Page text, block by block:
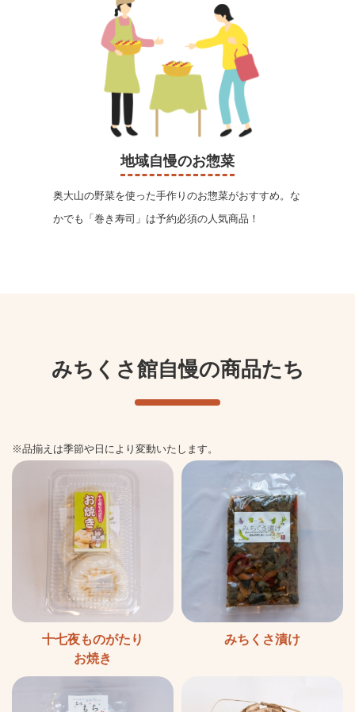
地域自慢のお惣菜
奥大山の野菜を使った手作りのお惣菜がおすすめ。な
かでも「巻き寿司」は予約必須の人気商品！
みちくさ館自慢の商品たち
※品揃えは季節や日により変動いたします。
十七夜ものがたり
お焼き
みちくさ漬け